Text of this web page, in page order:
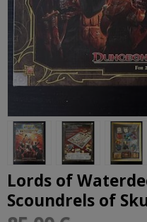
Lords of
Scoundrels of